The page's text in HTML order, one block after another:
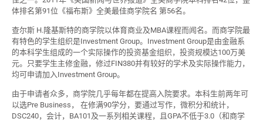
体排名第91位《福布斯》全美最佳商学院名 第56名。
查尔斯 H.隆基斯特的商学院以体育商业及MBA课程而闻名。而商学院最
有特色的学生组织是Investment Group。Investment Group是由金融系
的本科学生组成的一个实际操作的投资基金组织，投资规模达100万美
元。只要学生主修金融，修过FIN380并有较好的学术及实际操作能力，
均可申请加入Investment Group。
由于申请者众多，商学院几乎每年都在提高入院要求。本科生前两年可
以选Pre Business， 在修满90学分，要通过写作，微积分和统计，
DSC240，会计，BA101及一系列相关课程，且GPA不低于3.0（和商学